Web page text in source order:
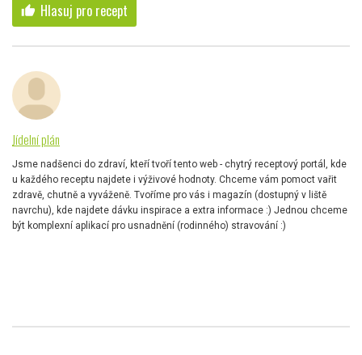
thumb_up Hlasuj pro recept
Jídelní plán
Jsme nadšenci do zdraví, kteří tvoří tento web - chytrý receptový portál, kde
u každého receptu najdete i výživové hodnoty. Chceme vám pomoct vařit
zdravě, chutně a vyváženě. Tvoříme pro vás i magazín (dostupný v liště
navrchu), kde najdete dávku inspirace a extra informace :) Jednou chceme
být komplexní aplikací pro usnadnění (rodinného) stravování :)